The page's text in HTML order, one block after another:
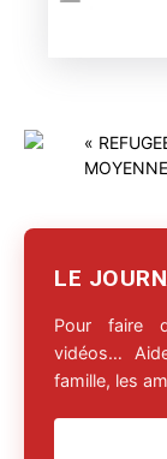
LE
Pour faire
vidéos…
famille, les